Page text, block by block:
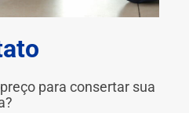
para consertar sua